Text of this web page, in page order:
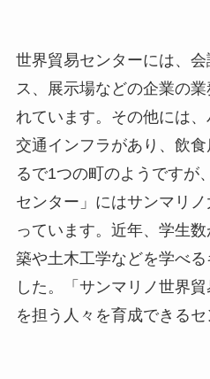
世界貿易センターには、
ス、展示場などの企業の
れています。その他には
交通インフラがあり、飲
るで1つの町のようですが
センター」にはサンマリ
っています。近年、学生
築や土木工学などを学べ
した。「サンマリノ世界
を担う人々を育成できるセ